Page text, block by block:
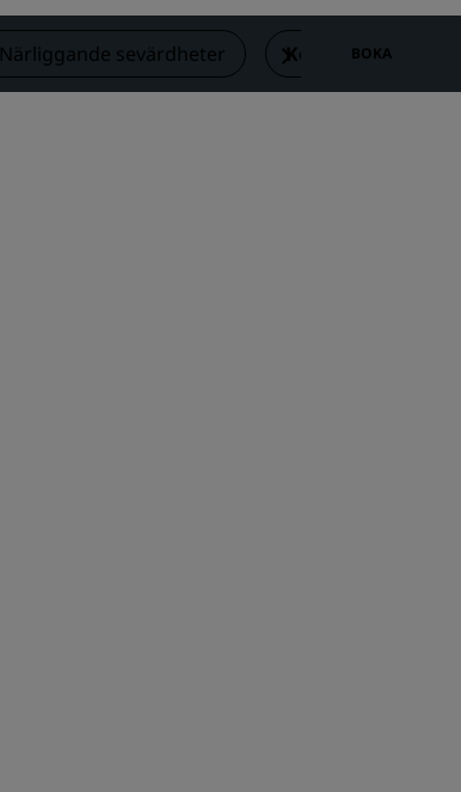
Upptäck Radisson Rewards
Förmåner
Så här använder du poäng
Närliggande sevärdheter KontaktBOKA